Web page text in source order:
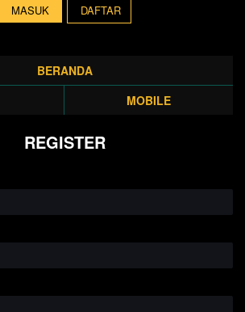
DAFTAR
BERANDA
MOBILE
REGISTER